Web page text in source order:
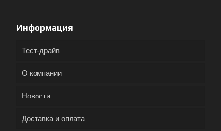
Информация
Тест-драйв
О компании
Новости
Доставка и оплата